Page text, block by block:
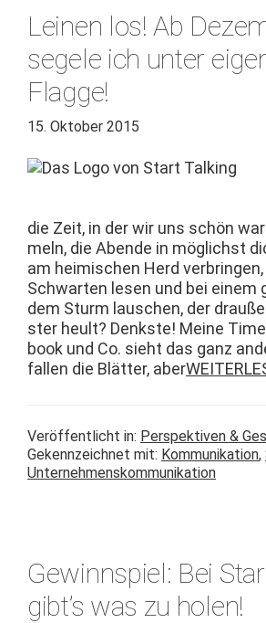
Leinen los! Ab
segele ich unter
Flagge!
15. Oktober 2015
die Zeit, in der wir uns schön
meln, die Abende in möglichst
am heimis­chen Herd
Schwarten lesen und bei einem
dem Sturm lauschen, der
ster heult? Denkste! Meine
book und Co. sieht das ganz
fall­en die Blät­ter, aber
Veröffentlicht in: Perspektiven &
Gekennzeichnet mit: Kommunikation,
Unternehmenskommunikation
Gewinnspiel: Bei
gibt’s was zu holen!